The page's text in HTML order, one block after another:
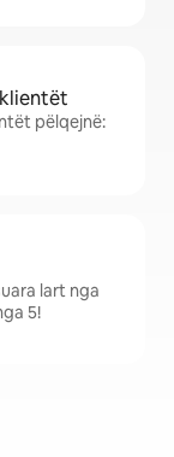
pëlqejnë:
lart nga
5!